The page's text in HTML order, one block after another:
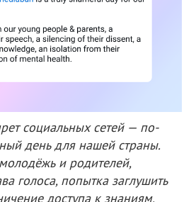
социальных сетей — по-
день для нашей страны.
и родителей,
голоса, попытка заглушить
доступа к знаниям,